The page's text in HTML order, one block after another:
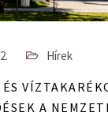
Hírek
A NEMZETI